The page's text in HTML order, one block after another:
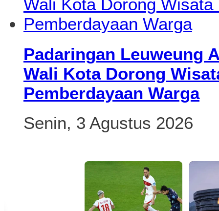
Padaringan Leuweung
Wali Kota Dorong
Pemberdayaan Warga
Senin, 3 Agustus 2026